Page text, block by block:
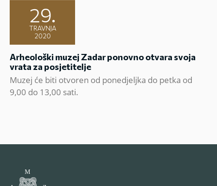
29.
TRAVNJA
2020
Arheološki muzej Zadar ponovno otvara svoja
vrata za posjetitelje
Muzej će biti otvoren od ponedjeljka do petka od
9,00 do 13,00 sati.